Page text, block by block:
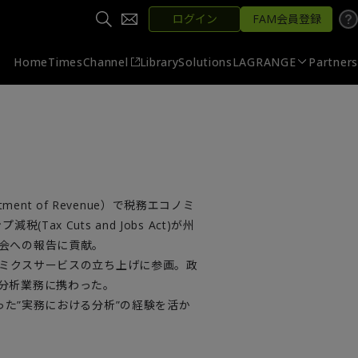
ログイン FAM会員登録
HomeTimesChannel LibrarySolutionsLAGRANGE Partners
of Revenue）で税務エコノミ
減税(Tax Cuts and Jobs Act)が州
の報告に貢献。
クスサービスの立ち上げに参画。政
業務に携わった。
”実務における分析”の経験を活か